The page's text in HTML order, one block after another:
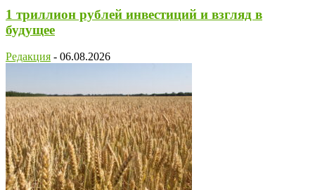
1 триллион рублей инвестиций и взгляд в
будущее
Редакция - 06.08.2026